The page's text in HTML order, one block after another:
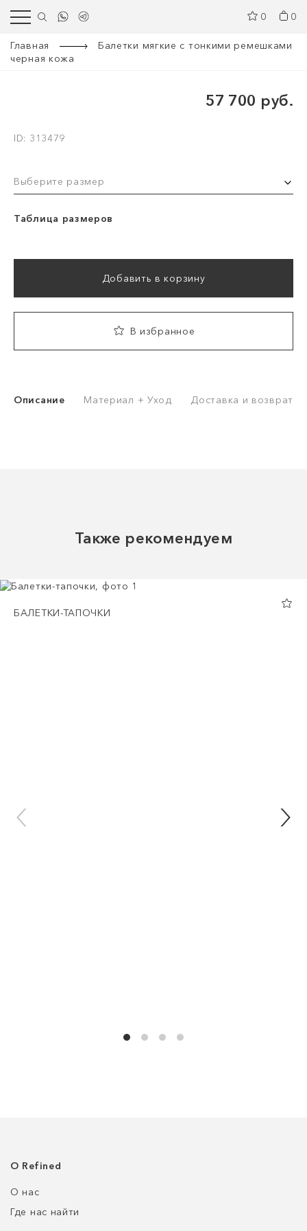
0 0
Главная
Балетки мягкие с тонкими ремешками
черная кожа
57 700 руб.
ID: 313479
Выберите размер
Таблица размеров
Добавить в корзину
В избранное
Описание Материал + Уход Доставка и возврат
Также рекомендуем
БАЛЕТКИ-ТАПОЧКИ
О Refined
О нас
Где нас найти